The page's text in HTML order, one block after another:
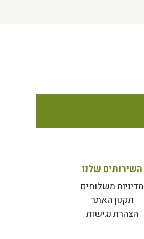
השירותים שלנו
מדיניות משלוחים
תקנון האתר
הצהרת נגישות